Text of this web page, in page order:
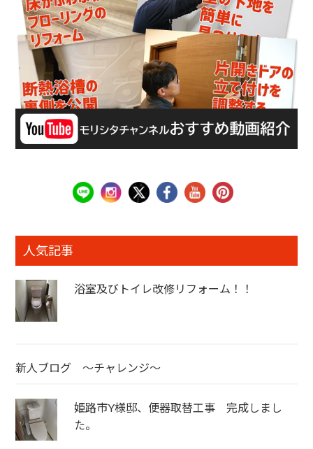
人気記事
浴室及びトイレ改修リフォーム！！
新人ブログ ～チャレンジ～
姫路市Y様邸、便器取替工事 完成しまし
た。